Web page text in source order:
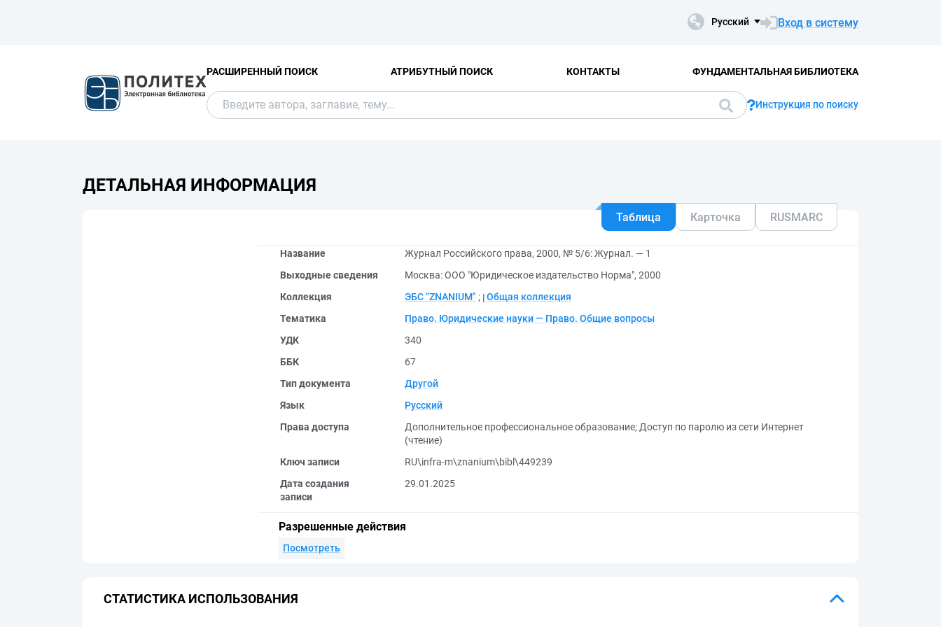
Русский Вход в систему
РАСШИРЕННЫЙ ПОИСК АТРИБУТНЫЙ ПОИСК КОНТАКТЫ ФУНДАМЕНТАЛЬНАЯ БИБЛИОТЕКА
Инструкция по поиску
ДЕТАЛЬНАЯ ИНФОРМАЦИЯ
Таблица Карточка RUSMARC
Название
Журнал Российского права, 2000, № 5/6: Журнал. — 1
Выходные сведения
Москва: ООО "Юридическое издательство Норма", 2000
Коллекция
ЭБС "ZNANIUM" ; Общая коллекция
Тематика
Право. Юридические науки — Право. Общие вопросы
УДК
340
ББК
67
Тип документа
Другой
Язык
Русский
Права доступа
Дополнительное профессиональное образование; Доступ по паролю из сети Интернет
(чтение)
Ключ записи
RU\infra-m\znanium\bibl\449239
Дата создания
записи
29.01.2025
Разрешенные действия
Посмотреть
СТАТИСТИКА ИСПОЛЬЗОВАНИЯ